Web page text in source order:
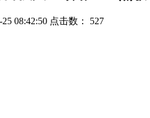
08:42:50 点击数： 527